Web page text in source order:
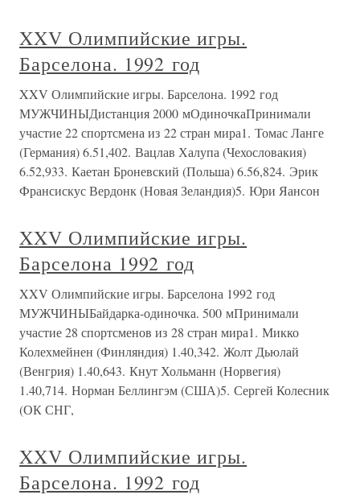
XXV Олимпийские игры.
Барселона. 1992 год
XXV Олимпийские игры. Барселона. 1992 год
МУЖЧИНЫДистанция 2000 мОдиночкаПринимали
участие 22 спортсмена из 22 стран мира1. Томас Ланге
(Германия) 6.51,402. Вацлав Халупа (Чехословакия)
6.52,933. Каетан Броневский (Польша) 6.56,824. Эрик
Франсискус Вердонк (Новая Зеландия)5. Юри Яансон
XXV Олимпийские игры.
Барселона 1992 год
XXV Олимпийские игры. Барселона 1992 год
МУЖЧИНЫБайдарка-одиночка. 500 мПринимали
участие 28 спортсменов из 28 стран мира1. Микко
Колехмейнен (Финляндия) 1.40,342. Жолт Дьюлай
(Венгрия) 1.40,643. Кнут Хольманн (Норвегия)
1.40,714. Норман Беллингэм (США)5. Сергей Колесник
(ОК СНГ,
XXV Олимпийские игры.
Барселона. 1992 год